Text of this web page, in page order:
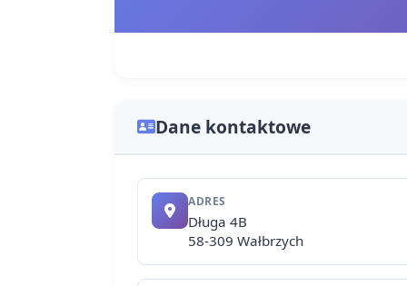
Dane kontaktowe
ADRES
Długa 4B
58-309 Wałbrzych